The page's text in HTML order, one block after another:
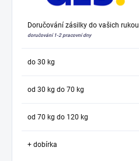
Doručování zásilky do vašich rukou
doručování 1-2 pracovní dny
do 30 kg
od 30 kg do 70 kg
od 70 kg do 120 kg
+ dobírka